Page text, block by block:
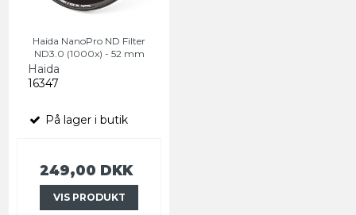
Haida NanoPro ND Filter
ND3.0 (1000x) - 52 mm
Haida
16347
På lager i butik
249,00 DKK
VIS PRODUKT